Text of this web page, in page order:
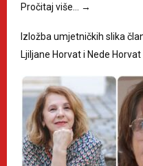
Pročitaj više…
→
Izložba umjetničkih slika
Ljiljane Horvat i Nede Horvat